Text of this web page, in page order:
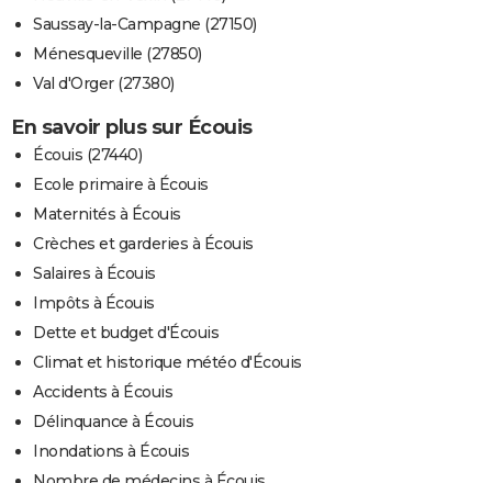
Saussay-la-Campagne (27150)
Ménesqueville (27850)
Val d'Orger (27380)
En savoir plus sur Écouis
Écouis (27440)
Ecole primaire à Écouis
Maternités à Écouis
Crèches et garderies à Écouis
Salaires à Écouis
Impôts à Écouis
Dette et budget d'Écouis
Climat et historique météo d'Écouis
Accidents à Écouis
Délinquance à Écouis
Inondations à Écouis